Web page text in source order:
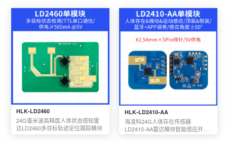
HLK-LD2460
24G毫米波高精度人体状态感知雷
达LD2460多目标轨迹定位跟踪模块
HLK-LD2410-AA
海凌科24G人体存在传感器
LD2410-AA雷达模块智能感应开关
带蓝牙